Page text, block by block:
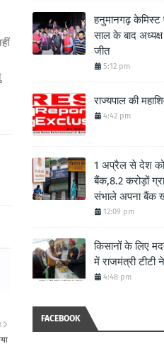
हनुमानगढ़ केमिस्ट
साल के बाद
जीत
5:12 pm
राज्यपाल की
4:42 pm
1 अप्रैल से देश को
बैंक,8.2 करोड़ों
संभाले अपना बैंक
12:09 pm
किसानों के लिए
में राजमंत्री टीटी
4:48 pm
FACEBOOK